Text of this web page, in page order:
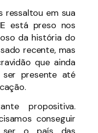
ressaltou em sua
está preso nos
da história do
recente, mas
que ainda
ser presente até
propositiva.
conseguir